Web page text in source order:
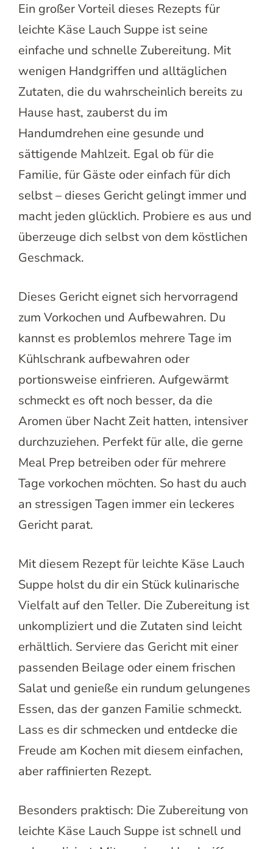
Ein großer Vorteil dieses Rezepts für
leichte Käse Lauch Suppe ist seine
einfache und schnelle Zubereitung. Mit
wenigen Handgriffen und alltäglichen
Zutaten, die du wahrscheinlich bereits zu
Hause hast, zauberst du im
Handumdrehen eine gesunde und
sättigende Mahlzeit. Egal ob für die
Familie, für Gäste oder einfach für dich
selbst – dieses Gericht gelingt immer und
macht jeden glücklich. Probiere es aus und
überzeuge dich selbst von dem köstlichen
Geschmack.
Dieses Gericht eignet sich hervorragend
zum Vorkochen und Aufbewahren. Du
kannst es problemlos mehrere Tage im
Kühlschrank aufbewahren oder
portionsweise einfrieren. Aufgewärmt
schmeckt es oft noch besser, da die
Aromen über Nacht Zeit hatten, intensiver
durchzuziehen. Perfekt für alle, die gerne
Meal Prep betreiben oder für mehrere
Tage vorkochen möchten. So hast du auch
an stressigen Tagen immer ein leckeres
Gericht parat.
Mit diesem Rezept für leichte Käse Lauch
Suppe holst du dir ein Stück kulinarische
Vielfalt auf den Teller. Die Zubereitung ist
unkompliziert und die Zutaten sind leicht
erhältlich. Serviere das Gericht mit einer
passenden Beilage oder einem frischen
Salat und genieße ein rundum gelungenes
Essen, das der ganzen Familie schmeckt.
Lass es dir schmecken und entdecke die
Freude am Kochen mit diesem einfachen,
aber raffinierten Rezept.
Besonders praktisch: Die Zubereitung von
leichte Käse Lauch Suppe ist schnell und